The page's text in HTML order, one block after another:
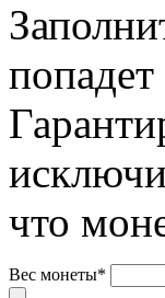
что
Вес монеты*